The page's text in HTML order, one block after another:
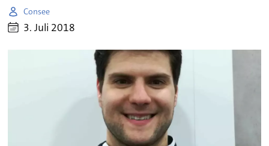
Consee
3. Juli 2018